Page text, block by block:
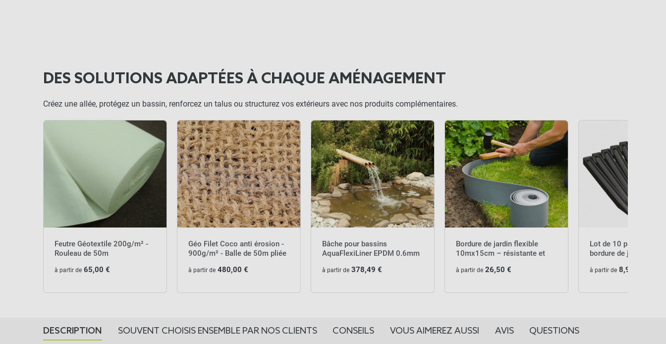
DES SOLUTIONS ADAPTÉES À CHAQUE AMÉNAGEMENT
Créez une allée, protégez un bassin, renforcez un talus ou structurez vos extérieurs avec nos produits complémentaires.
Feutre Géotextile 200g/m² -
Rouleau de 50m
à partir de 65,00 €
Géo Filet Coco anti érosion -
900g/m² - Balle de 50m pliée
à partir de 480,00 €
Bâche pour bassins
AquaFlexiLiner EPDM 0.6mm
à partir de 378,49 €
Bordure de jardin flexible
10mx15cm – résistante et
à partir de 26,50 €
Lot de 10 piquets pour
bordure de jardin 15cm
à partir de 8,90 €
DESCRIPTION SOUVENT CHOISIS ENSEMBLE PAR NOS CLIENTS CONSEILS VOUS AIMEREZ AUSSI AVIS
QUESTIONS